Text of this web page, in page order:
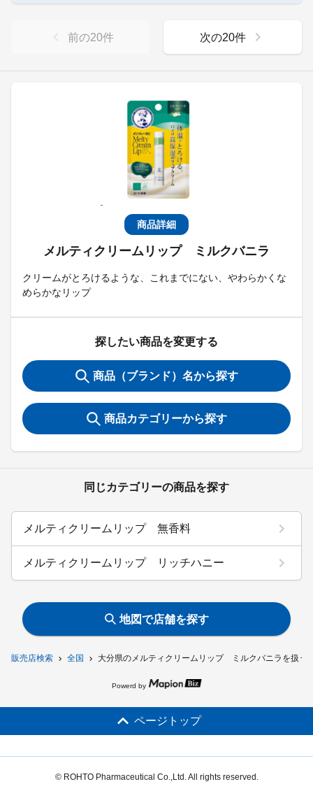
販売店検索 全国 大分県のメルティクリームリップ ミルクバニラを扱う
商品詳細
メルティクリームリップ ミルクバニラ
クリームがとろけるような、これまでにない、やわらかくな
めらかなリップ
探したい商品を変更する
商品（ブランド）名から探す
商品カテゴリーから探す
同じカテゴリーの商品を探す
メルティクリームリップ 無香料
メルティクリームリップ リッチハニー
前の20件 次の20件
地図で店舗を探す
Powerd by
ページトップ
© ROHTO Pharmaceutical Co.,Ltd. All rights reserved.